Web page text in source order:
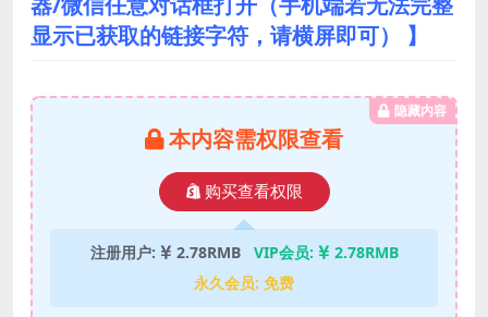
显示已获取的链接字符，请横屏即可） 】
隐藏内容
本内容需权限查看
购买查看权限
注册用户: 2.78RMB VIP会员:
2.78RMB
永久会员: 免费